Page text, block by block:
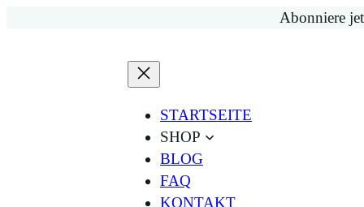
Abonniere
STARTSEITE
SHOP
BLOG
FAQ
KONTAKT